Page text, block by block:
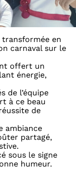
transformée en
carnaval sur le
offert un
énergie,
de l’équipe
à ce beau
de
ambiance
partagé,
sous le signe
humeur.